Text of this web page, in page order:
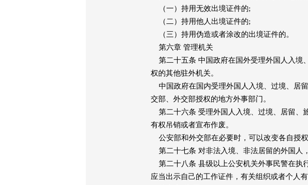
（一）持用无效出境证件的;
（二）持用他人出境证件的;
（三）持用伪造或者涂改的出境证件的。
第六章 管理机关
第二十五条 中国政府在国外受理外国人入境
权的其他驻外机关。
中国政府在国内受理外国人入境、过境、居
交部、外交部授权的地方外事部门。
第二十六条 受理外国人入境、过境、居留、
有权吊销或者宣布作废。
公安部和外交部在必要时，可以改变各自授权
第二十七条 对非法入境、非法居留的外国人
第二十八条 县级以上公安机关外事民警在执
应当出示自己的工作证件，有关组织或者个人有